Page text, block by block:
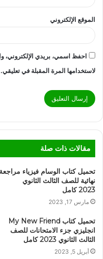
الموقع الإلكتروني
احفظ اسمي، بريدي الإلكتروني،
لاستخدامها المرة المقبلة في تعليقي.
مقالات ذات صلة
تحميل كتاب الوسام فيزياء مراجعة
نهائية للصف الثالث الثانوي
2023 كامل
مارس 17, 2023
تحميل كتاب My New Friend
انجليزي جزء الامتحانات للصف
الثالث الثانوي 2023 كامل
أبريل 5, 2023